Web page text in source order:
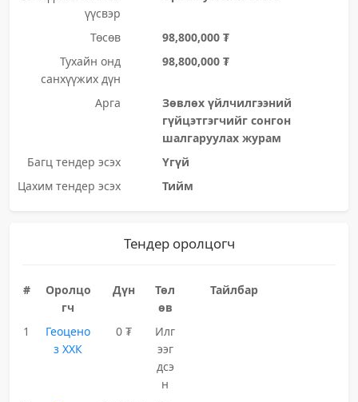
үүсвэр
Төсөв
98,800,000 ₮
Тухайн онд
санхүүжих дүн
98,800,000 ₮
Арга
Зөвлөх үйлчилгээний
гүйцэтгэгчийг сонгон
шалгаруулах журам
Багц тендер эсэх
Үгүй
Цахим тендер эсэх
Тийм
Тендер оролцогч
#
Оролцо
гч
Дүн
Төл
өв
Тайлбар
1
Геоцено
з ХХК
0 ₮
Илг
ээг
дсэ
н